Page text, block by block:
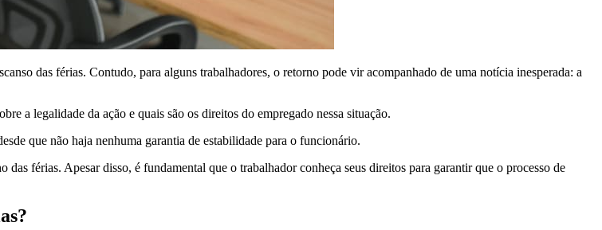
das férias. Contudo, para alguns trabalhadores, o retorno pode vir acompanhado de uma notícia inesperada: a
a legalidade da ação e quais são os direitos do empregado nessa situação.
que não haja nenhuma garantia de estabilidade para o funcionário.
férias. Apesar disso, é fundamental que o trabalhador conheça seus direitos para garantir que o processo de